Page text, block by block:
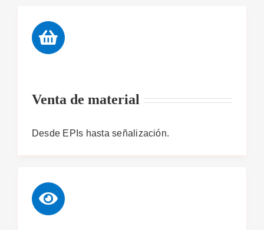
Venta de material
Desde EPIs hasta señalización.